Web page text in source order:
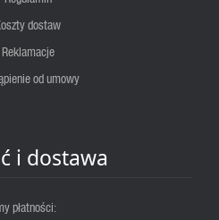
dostaw
Reklamacje
od umowy
i dostawa
płatności: